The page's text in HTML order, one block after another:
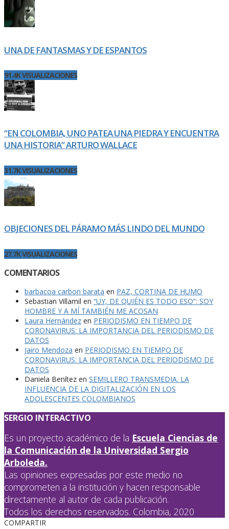
UNA DE FANTASMAS Y DE ESPANTOS
91.4K VISUALIZACIONES
“EN COLOMBIA, UNO PATEA UNA PIEDRA Y ENCUENTRA
UNA HISTORIA” ARTURO WALLACE
31.7K VISUALIZACIONES
OBJECIONES DEL PÁRAMO MÁS LINDO DEL MUNDO
27.7K VISUALIZACIONES
COMENTARIOS
barbacoa carbon barata en PAZ, CORTINA DE HUMO
Sebastian Villamil en “UY, DE QUIÉN ES TODO ESO”: SOY
HOMBRE Y A MÍ TAMBIÉN ME ACOSAN
Laura Hernández en PERIODISMO EN TIEMPO DE
CORONAVIRUS: LA IMPORTANCIA DEL PERIODISMO DE
DATOS
Jairo Mendoza en PERIODISMO EN TIEMPO DE
CORONAVIRUS: LA IMPORTANCIA DEL PERIODISMO DE
DATOS
Daniela Benítez en SEMILLERO TRANSMEDIA. LA
INFLUENCIA DE LA DIGITALIZACIÓN EN LOS
ADOLESCENTES COLOMBIANOS
SERGIO INTERACTIVO
Es un proyecto académico de la Escuela Ciencias de
la Comunicación de la Universidad Sergio
Arboleda.
Las opiniones expresadas por este medio no
comprometen a la institución y hacen responsable
directamente al autor de cada publicación.
Todos los derechos reservados. Colombia, 2020
COMPARTIR